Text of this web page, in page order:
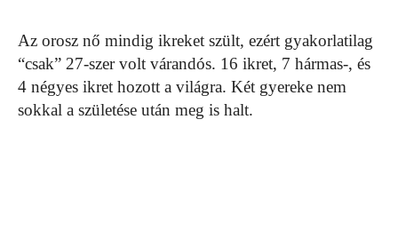
Az orosz nő mindig ikreket szült, ezért gyakorlatilag
“csak” 27-szer volt várandós. 16 ikret, 7 hármas-, és
4 négyes ikret hozott a világra. Két gyereke nem
sokkal a születése után meg is halt.